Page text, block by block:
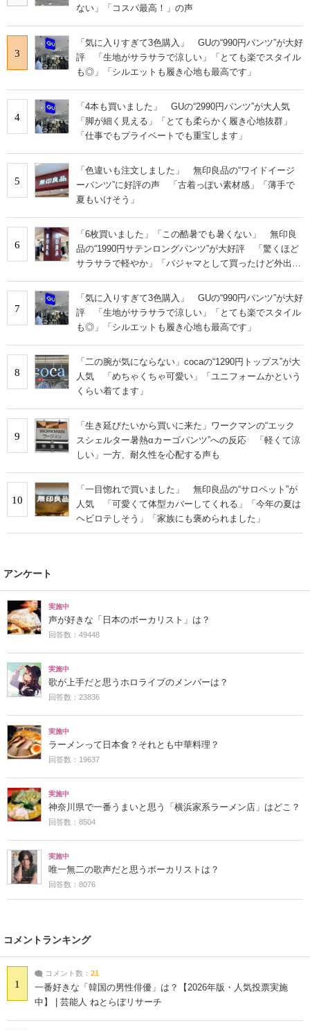
ない」「コスパ最高！」の声
3
「気に入りすぎて3色購入」 GUの“990円パンツ”が大好
評 「生地がサラサラで涼しい」「とても楽でスタイル
も◎」「シルエットも履き心地も最高です」
4
「4本も買いました」 GUの“2990円パンツ”が大人気
「脚が細く見える」「とても柔らかく履き心地抜群」
「仕事でもプライベートでも重宝します」
5
「色違いも注文しました」 無印良品の“ワイドイージ
ーパンツ”に好評の声 「古着っぽい素材感」「薄手で
夏もいけそう」
6
「6枚買いました」「この酷暑でも暑くない」 無印良
品の“1990円サテンロングパンツ”が大好評 「驚くほど
サラサラで軽やか」「パジャマとして買ったけど外出用
7
「気に入りすぎて3色購入」 GUの“990円パンツ”が大好
評 「生地がサラサラで涼しい」「とても楽でスタイル
も◎」「シルエットも履き心地も最高です」
8
「二の腕が気にならない」cocaの“1290円トップス”が大
人気 「めちゃくちゃ可愛い」「ユニフォームかという
くらい着てます」
9
「生き延びたいから買いに来た」ワークマンの“エック
スシェルター暑熱αカーゴパンツ”への反応 「軽くて涼
しい」一方、耐久性を心配する声も
10
「一目惚れで買いました」 無印良品の“サロペット”が
人気 「可愛くて体型カバーしてくれる」「今年の夏は
ヘビロテしそう」「家族にも褒められました」
アンケート
実施中
声が好きな「日本のボーカリスト」は？
回答数：49448
実施中
歌が上手だと思うホロライブのメンバーは？
回答数：23836
実施中
ラーメンって日本食？それとも中華料理？
回答数：19637
実施中
神奈川県で一番うまいと思う「横浜家系ラーメン店」はどこ？
回答数：8504
実施中
唯一無二の歌声だと思うボーカリストは？
回答数：8076
コメントランキング
1
コメント数： 21
一番好きな「韓国の男性俳優」は？【2026年版・人気投票実施
中】 | 芸能人 ねとらぼリサーチ